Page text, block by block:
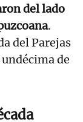
del lado
.
del Parejas
de